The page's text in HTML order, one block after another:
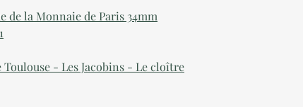
de la Monnaie de Paris 34mm
Toulouse - Les Jacobins - Le cloître